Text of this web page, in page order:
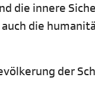
die innere
die
der